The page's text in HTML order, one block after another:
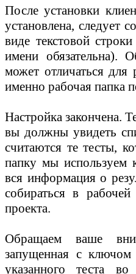
После установки
установлена, следует
виде текстовой
имени обязательна).
может отличаться
именно рабочая папка
Настройка закончена.
вы должны увидеть
считаются те тесты,
папку мы используем
вся информация о
собираться в
проекта.
Обращаем ваше
запущенная с ключом
указанного теста